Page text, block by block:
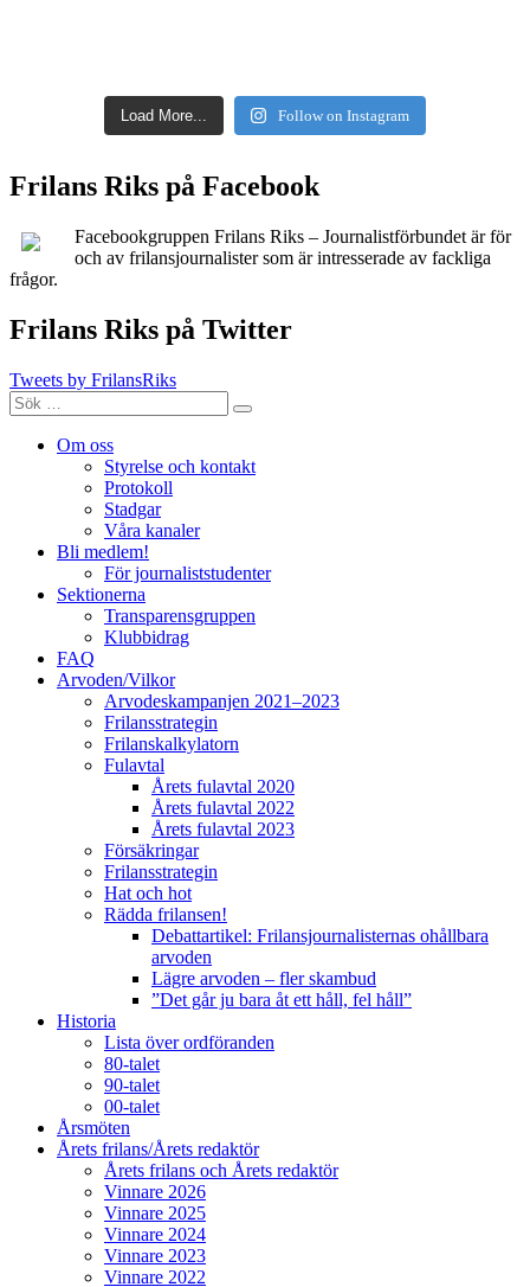
Load More... Follow on Instagram
Frilans Riks på Facebook
Facebookgruppen Frilans Riks – Journalistförbundet är för
och av frilansjournalister som är intresserade av fackliga
frågor.
Frilans Riks på Twitter
Tweets by FrilansRiks
Sök
efter:
Sök
Om oss
Styrelse och kontakt
Protokoll
Stadgar
Våra kanaler
Bli medlem!
För journaliststudenter
Sektionerna
Transparensgruppen
Klubbidrag
FAQ
Arvoden/Vilkor
Arvodeskampanjen 2021–2023
Frilansstrategin
Frilanskalkylatorn
Fulavtal
Årets fulavtal 2020
Årets fulavtal 2022
Årets fulavtal 2023
Försäkringar
Frilansstrategin
Hat och hot
Rädda frilansen!
Debattartikel: Frilansjournalisternas ohållbara
arvoden
Lägre arvoden – fler skambud
”Det går ju bara åt ett håll, fel håll”
Historia
Lista över ordföranden
80-talet
90-talet
00-talet
Årsmöten
Årets frilans/Årets redaktör
Årets frilans och Årets redaktör
Vinnare 2026
Vinnare 2025
Vinnare 2024
Vinnare 2023
Vinnare 2022